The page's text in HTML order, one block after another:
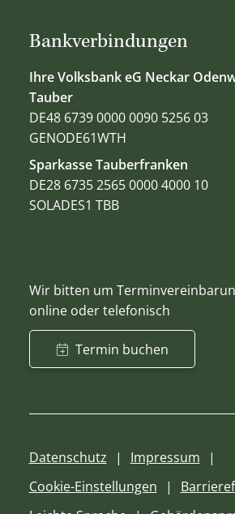
Bankverbindungen
Ihre Volksbank eG Neckar
Tauber
DE48 6739 0000 0090 5256 03
GENODE61WTH
Sparkasse Tauberfranken
DE28 6735 2565 0000 4000 10
SOLADES1 TBB
Wir bitten um
online oder telefonisch
Termin buchen
Datenschutz
Impressum
Cookie-Einstellungen